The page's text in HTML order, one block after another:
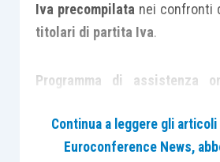
Iva precompilata nei confronti
titolari di partita Iva.
Programma di assistenza
Nell’ambito di unprogramma
Continua a leggere gli articoli
Euroconference News,